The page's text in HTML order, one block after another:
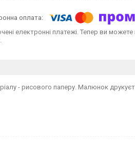
електронні платежі. Тепер ви
- рисового паперу. Малюнок